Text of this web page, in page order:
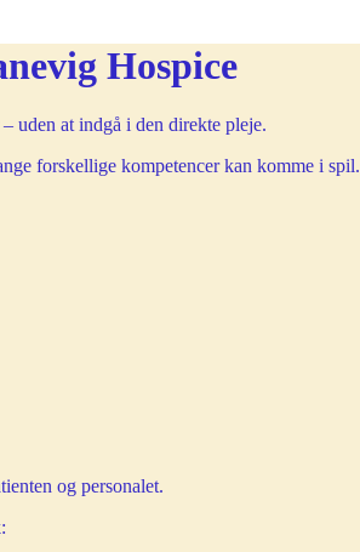
Hospice
uden at indgå i den direkte pleje.
forskellige kompetencer kan komme i spil.
og personalet.